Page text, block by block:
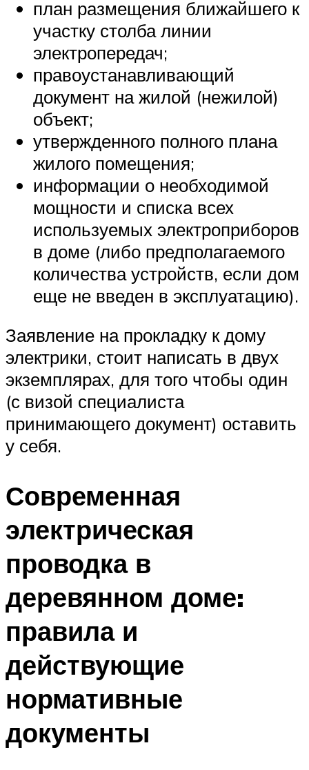
план размещения ближайшего к
участку столба линии
электропередач;
правоустанавливающий
документ на жилой (нежилой)
объект;
утвержденного полного плана
жилого помещения;
информации о необходимой
мощности и списка всех
используемых электроприборов
в доме (либо предполагаемого
количества устройств, если дом
еще не введен в эксплуатацию).
Заявление на прокладку к дому
электрики, стоит написать в двух
экземплярах, для того чтобы один
(с визой специалиста
принимающего документ) оставить
у себя.
Современная
электрическая
проводка в
деревянном доме:
правила и
действующие
нормативные
документы